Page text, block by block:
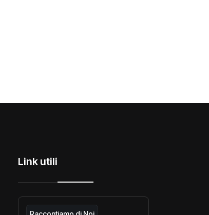
Link utili